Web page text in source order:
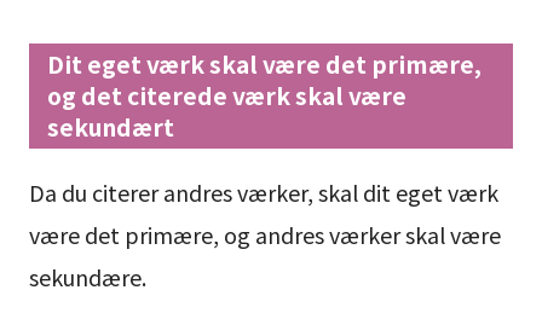
Dit eget værk skal være det primære,
og det citerede værk skal være
sekundært
Da du citerer andres værker, skal dit eget værk
være det primære, og andres værker skal være
sekundære.